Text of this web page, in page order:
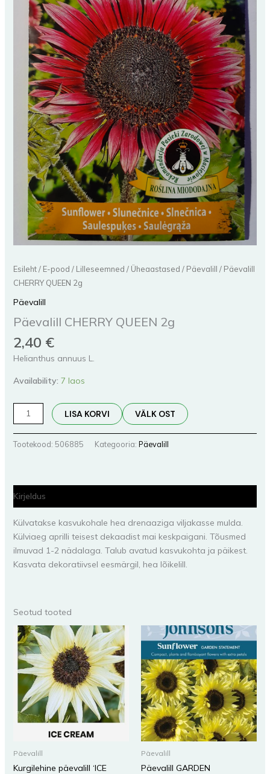
Esileht/ E-pood / Lilleseemned / Üheaastased / Päevalill / Päevalill
CHERRY QUEEN 2g
Päevalill
Päevalill CHERRY QUEEN 2g
2,40 €
Helianthus annuus L.
Availability: 7 laos
LISA KORVI VÄLK OST
Tootekood: 506885 Kategooria: Päevalill
Kirjeldus
Külvatakse kasvukohale hea drenaaziga viljakasse mulda.
Külviaeg aprilli teisest dekaadist mai keskpaigani. Tõusmed
ilmuvad 1-2 nädalaga. Talub avatud kasvukohta ja päikest.
Kasvata dekoratiivsel eesmärgil, hea lõikelill.
Seotud tooted
Päevalill
Kurgilehine päevalill ‘ICE
Päevalill
Päevalill GARDEN